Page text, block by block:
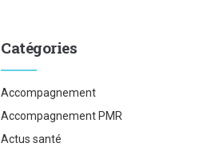
Catégories
Accompagnement
Accompagnement PMR
Actus santé